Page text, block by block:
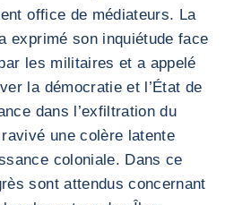
office de médiateurs. La
exprimé son inquiétude face
les militaires et a appelé
la démocratie et l’État de
dans l’exfiltration du
une colère latente
coloniale. Dans ce
sont attendus concernant